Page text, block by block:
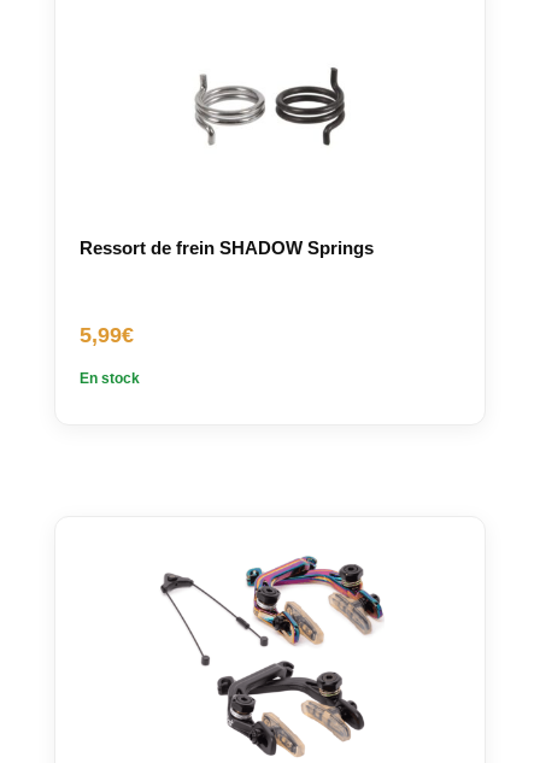
Ressort de frein SHADOW Springs
5,99€
En stock